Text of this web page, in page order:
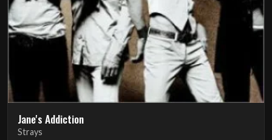
Jane's Addiction
Strays